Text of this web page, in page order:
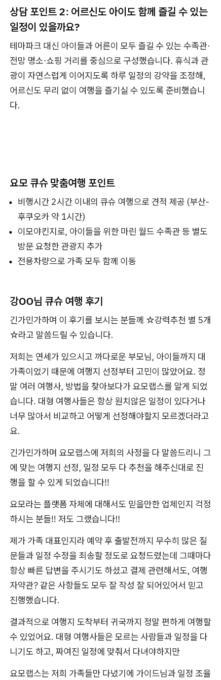
상담 포인트 2: 어르신도 아이도 함께 즐길 수 있는
일정이 있을까요?
테마파크 대신 아이들과 어른이 모두 즐길 수 있는 수족관·
전망 명소·쇼핑 거리를 중심으로 구성했습니다. 휴식과 관
광이 자연스럽게 이어지도록 하루 일정의 강약을 조정해,
어르신도 무리 없이 여행을 즐기실 수 있도록 준비했습니
다.
요모 큐슈 맞춤여행 포인트
비행시간 2시간 이내의 큐슈 여행으로 견적 제공 (부산-
후쿠오카 약 1시간)
이모야킨지로, 아이들을 위한 마린 월드 수족관 등 별도
방문 요청한 관광지 추가
전용차량으로 가족 모두 함께 이동
강OO님 큐슈 여행 후기
긴가민가하며 이 후기를 보시는 분들께 ☆강력추천 별 5개
☆라고 말씀드릴 수 있습니다.
저희는 연세가 있으시고 까다로운 부모님, 아이들까지 대
가족이었기 때문에 여행지 선정부터 고민이 많았어요. 정
말 여러 여행사, 방법을 찾아보다가 요모랩스를 알게 되었
습니다. 대형 여행사들은 항상 원치않은 일정이 있다거나
너무 많아서 비교하고 어떻게 선정해야할지 모르겠더라고
요.
긴가민가하며 요모랩스에 저희의 사정을 다 말씀드리니 그
에 맞는 여행지 선정, 일정 모두 다 추천을 해주신대로 진
행을 할 수 있게 되었습니다!!
요모라는 플랫폼 자체에 대해서도 믿을만한 업체인지 걱정
하시는 분들!! 저도 그랬습니다!!
제가 가족 대표인지라 예약 후 출발전까지 무수히 많은 질
문들과 일정 수정을 죄송할 정도로 요청드렸는데 그때마다
항상 빠른 답변을 주시기도 하셨고 결제 관련해서도, 여행
자약관? 같은 사항들도 모두 잘 작성 잘 되어있어서 믿고
진행했습니다.
결과적으로 여행지 도착부터 귀국까지 정말 편하게 여행할
수 있었어요. 대형 여행사들은 모르는 사람들과 일정을 다
니기도 하고, 짜여진 일정에 맞춰서 다녀야하지만
요모랩스는 저희 가족들만 다녔기에 가이드님과 일정 조율